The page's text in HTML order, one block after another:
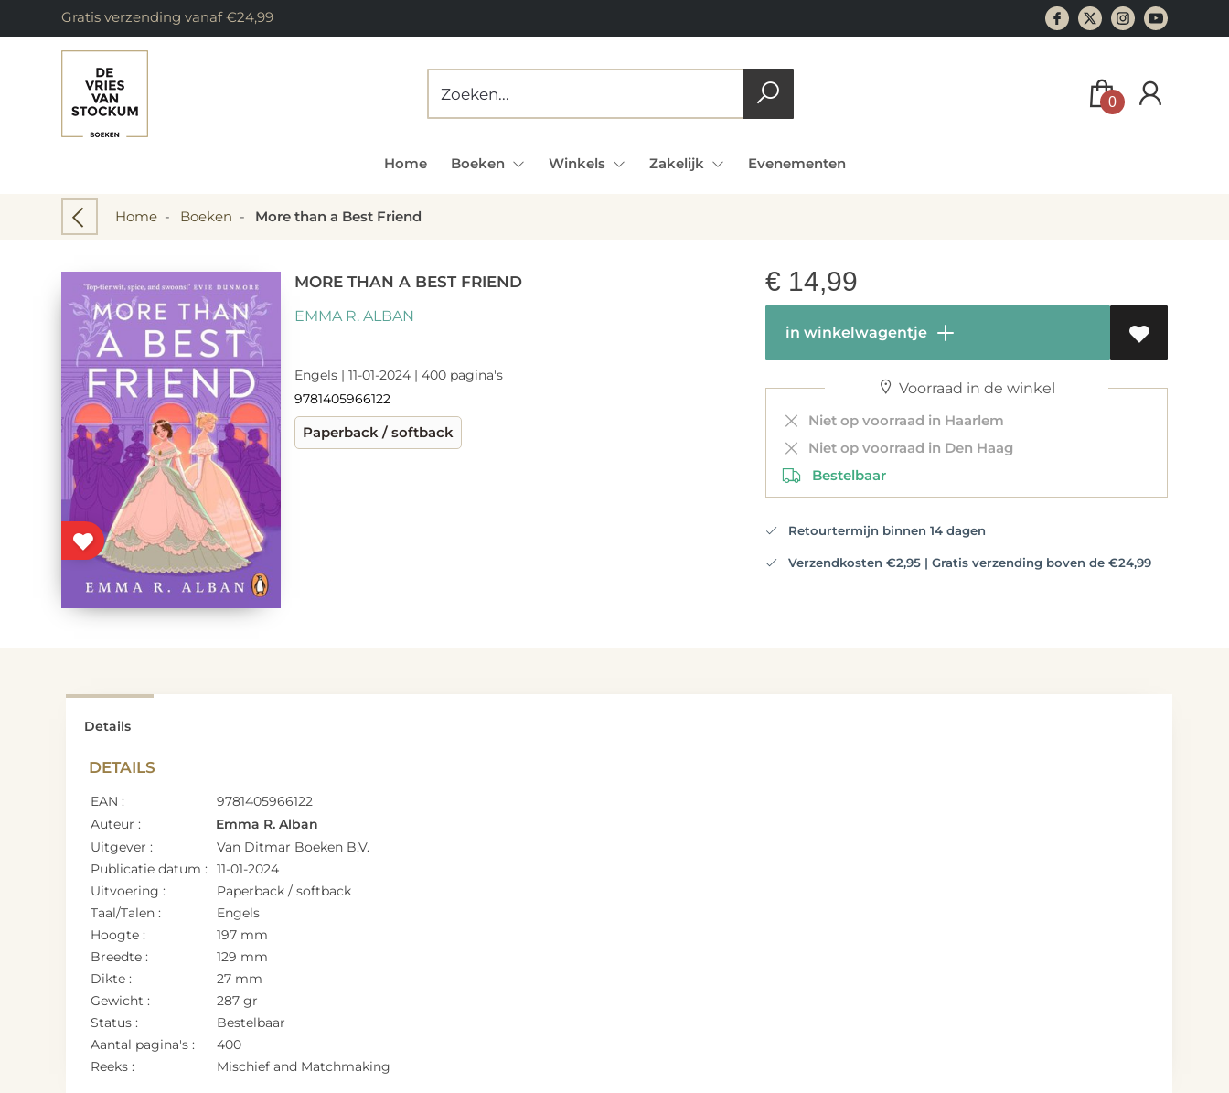
Gratis verzending vanaf €24,99
0
Home Boeken Winkels Zakelijk Evenementen
Home - Boeken - More than a Best Friend
MORE THAN A BEST FRIEND
EMMA R. ALBAN
Engels | 11-01-2024 | 400 pagina's
9781405966122
Paperback / softback
€ 14,99
in winkelwagentje
Voorraad in de winkel
Niet op voorraad in Haarlem
Niet op voorraad in Den Haag
Bestelbaar
Retourtermijn binnen 14 dagen
Verzendkosten €2,95 | Gratis verzending boven de €24,99
Details
DETAILS
EAN :
9781405966122
Auteur :
Emma R. Alban
Uitgever :
Van Ditmar Boeken B.V.
Publicatie datum :
11-01-2024
Uitvoering :
Paperback / softback
Taal/Talen :
Engels
Hoogte :
197 mm
Breedte :
129 mm
Dikte :
27 mm
Gewicht :
287 gr
Status :
Bestelbaar
Aantal pagina's :
400
Reeks :
Mischief and Matchmaking